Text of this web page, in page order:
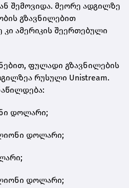
შემოვიდა. მეორე ადგილზე
გზავნილებით
კი ამერიკის შეერთებული
ფულადი გზავნილების
რუსული Unistream.
დოლარი;
დოლარი;
დოლარი;